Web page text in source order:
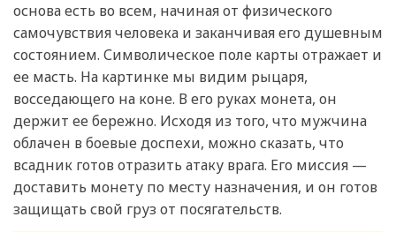
основа есть во всем, начиная от физического
самочувствия человека и заканчивая его душевным
состоянием. Символическое поле карты отражает и
ее масть. На картинке мы видим рыцаря,
восседающего на коне. В его руках монета, он
держит ее бережно. Исходя из того, что мужчина
облачен в боевые доспехи, можно сказать, что
всадник готов отразить атаку врага. Его миссия —
доставить монету по месту назначения, и он готов
защищать свой груз от посягательств.